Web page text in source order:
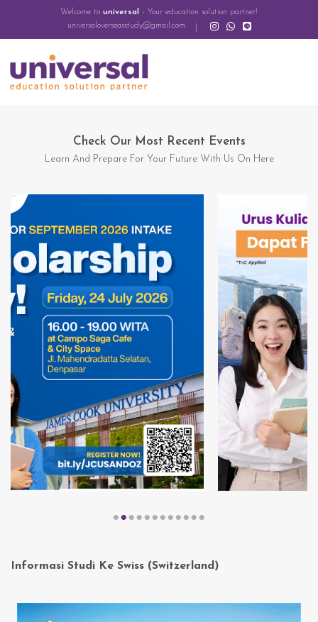
Welcome to universal
- Your education solution partner!
universaloverseasstudy@gmail.com
Check Our Most Recent Events
Learn And Prepare For Your Future With Us On Here
Informasi Studi Ke Swiss (Switzerland)